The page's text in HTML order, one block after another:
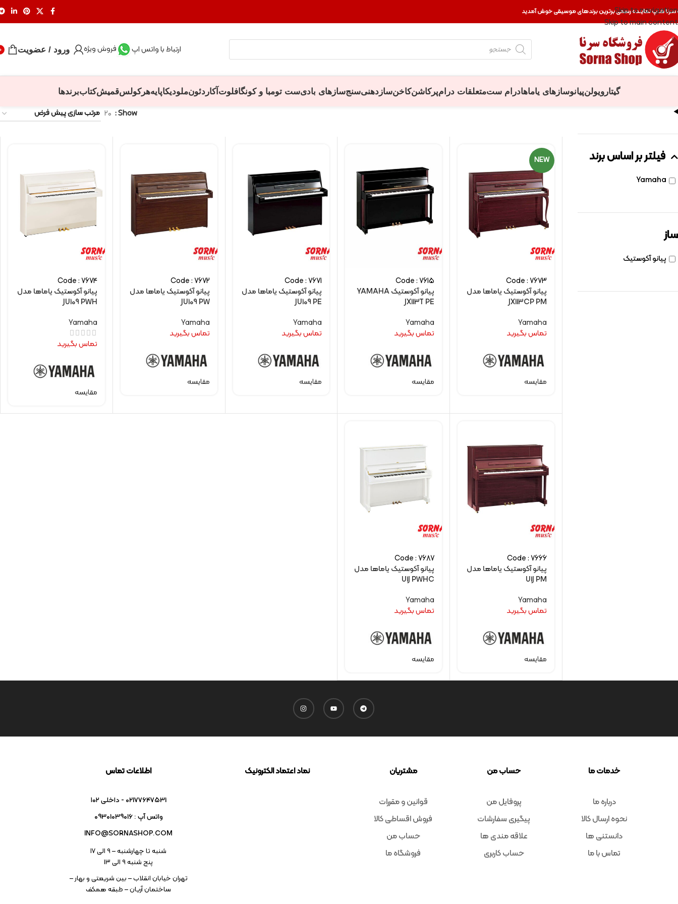
Skip to navigation
Skip to main content
سرنا شاپ نماینده رسمی برترین برندهای موسیقی خوش آمدید
ارتباط با واتس اپ فروش ویژه ورود / عضویت
گیتار ویولنپیانوسازهای یاماهادرام ستمتعلقات درامپرکاشنکاخنسازدهنیسنجسازهای بادیست تومبا و کونگافلوت آکاردئونملودیکاپایههرکولسقمیشکتاببرندها
فیلتر بر اساس برند
Yamaha
ساز
پیانو آکوستیک
Show ۲۰
NEW
Code : 7673
پیانو آکوستیک یاماها مدل
JX113CP PM
Yamaha
تماس بگیرید
مقایسه
Code : 7615
پیانو آکوستیک YAMAHA
JX113T PE
Yamaha
تماس بگیرید
مقایسه
Code : 7671
پیانو آکوستیک یاماها مدل
JU109 PE
Yamaha
تماس بگیرید
مقایسه
Code : 7672
پیانو آکوستیک یاماها مدل
JU109 PW
Yamaha
تماس بگیرید
مقایسه
Code : 7674
پیانو آکوستیک یاماها مدل
JU109 PWH
Yamaha
تماس بگیرید
مقایسه
Code : 7666
پیانو آکوستیک یاماها مدل
U1J PM
Yamaha
تماس بگیرید
مقایسه
Code : 7687
پیانو آکوستیک یاماها مدل
U1J PWHC
Yamaha
تماس بگیرید
مقایسه
خدمات ما
درباره ما
نحوه ارسال کالا
دانستنی ها
تماس با ما
حساب من
پروفایل من
پیگیری سفارشات
علاقه مندی ها
حساب کاربری
مشتریان
قوانین و مقررات
فروش اقساطی کالا
حساب من
فروشگاه ما
نماد اعتماد الکترونیک اطلاعات تماس
02177647531 - داخلی ۱۰۲
واتس آپ : 09301039016
INFO@SORNASHOP.COM
شنبه تا چهارشنبه – ۹ الی 17
پنج شنبه ۹ الی 13
تهران خیابان انقلاب – بین شریعتی و بهار –
ساختمان آریان – طبقه همکف